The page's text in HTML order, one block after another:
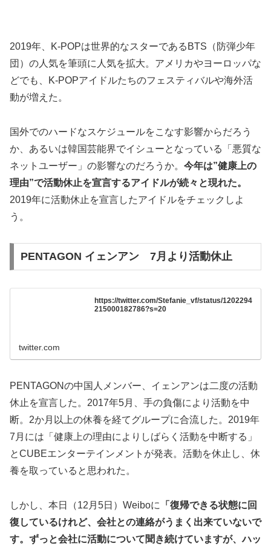
2019年、K-POPは世界的なスターであるBTS（防弾少年
団）の人気を筆頭に人気を拡大。アメリカやヨーロッパな
どでも、K-POPアイドルたちのフェスティバルや海外活
動が増えた。
国外でのハードなスケジュールをこなす影響からだろう
か、あるいは韓国芸能界でイシューとなっている「悪質な
ネットユーザー」の影響なのだろうか。 今年は”健康上の
理由”で活動休止を宣言するアイドルが続々と現れた。
2019年に活動休止を宣言したアイドルをチェックしよ
う。
PENTAGON イェンアン 7月より活動休止
https://twitter.com/Stefanie_vf/status/1202294
215000182786?s=20
twitter.com
PENTAGONの中国人メンバー、イェンアンは二度の活動
休止を宣言した。2017年5月、手の負傷により活動を中
断。2か月以上の休養を経てグループに合流した。2019年
7月には「健康上の理由によりしばらく活動を中断する」
とCUBEエンターテインメントが発表。活動を休止し、休
養を取っていると思われた。
しかし、本日（12月5日）Weiboに
「復帰できる状態に回
復しているけれど、会社との連絡がうまく出来ていないで
す。ずっと会社に活動について聞き続けていますが、ハッ